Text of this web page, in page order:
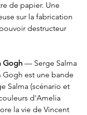
de papier. Une
sur la fabrication
destructeur
Gogh — Serge Salma
Gogh est une bande
Salma (scénario et
d'Amelia
la vie de Vincent